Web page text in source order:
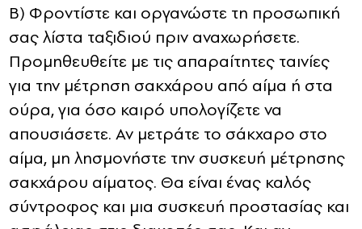
Β) Φροντίστε και οργανώστε τη προσωπική
σας λίστα ταξιδιού πριν αναχωρήσετε.
Προμηθευθείτε με τις απαραίτητες ταινίες
για την μέτρηση σακχάρου από αίμα ή στα
ούρα, για όσο καιρό υπολογίζετε να
απουσιάσετε. Αν μετράτε το σάκχαρο στο
αίμα, μη λησμονήστε την συσκευή μέτρησης
σακχάρου αίματος. Θα είναι ένας καλός
σύντροφος και μια συσκευή προστασίας και